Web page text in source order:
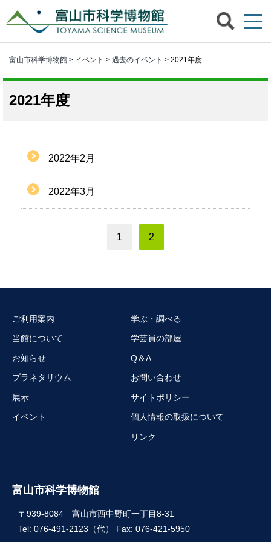
富山市科学博物館 > イベント > 過去のイベント > 2021年度
2021年度
2022年2月
2022年3月
1 2
富山市科学博物館
〒939-8084 富山市西中野町一丁目8-31
Tel: 076-491-2123（代） Fax: 076-421-5950
ご利用案内
当館について
お知らせ
プラネタリウム
展示
イベント
学ぶ・調べる
学芸員の部屋
Q＆A
お問い合わせ
サイトポリシー
個人情報の取扱について
リンク